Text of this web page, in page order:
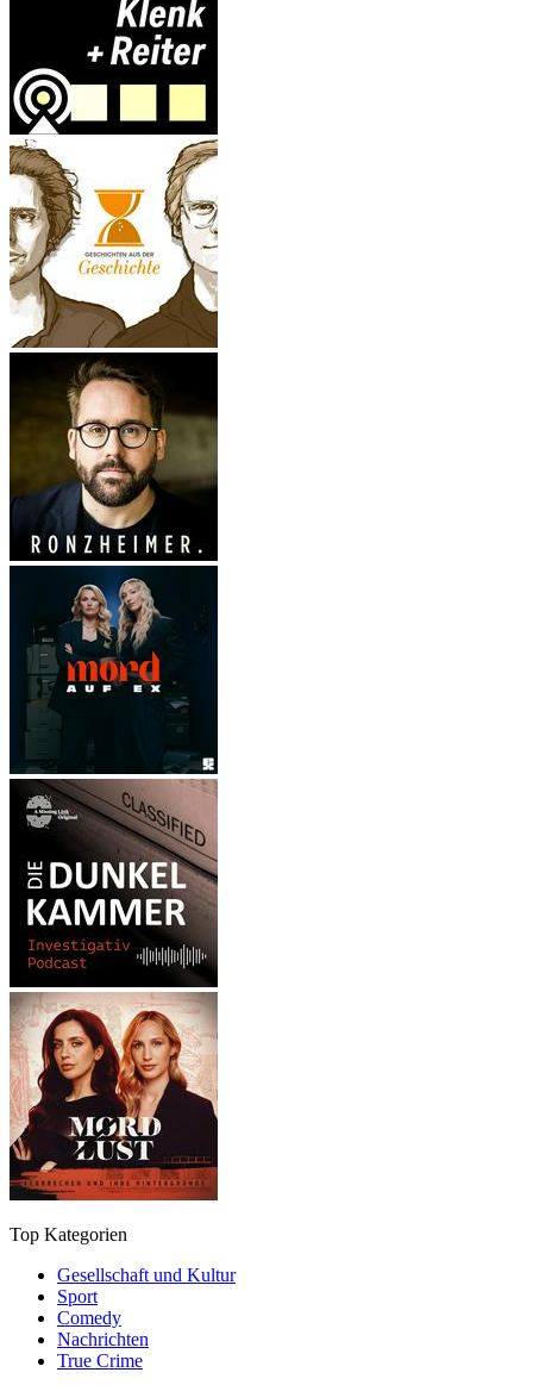
Top Kategorien
Gesellschaft und Kultur
Sport
Comedy
Nachrichten
True Crime